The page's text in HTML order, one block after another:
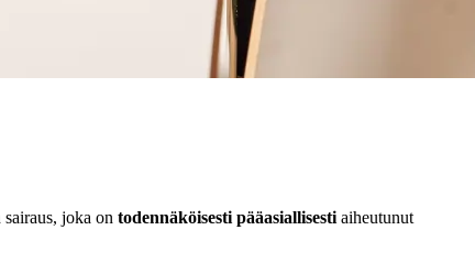
joka on todennäköisesti pääasiallisesti aiheutunut